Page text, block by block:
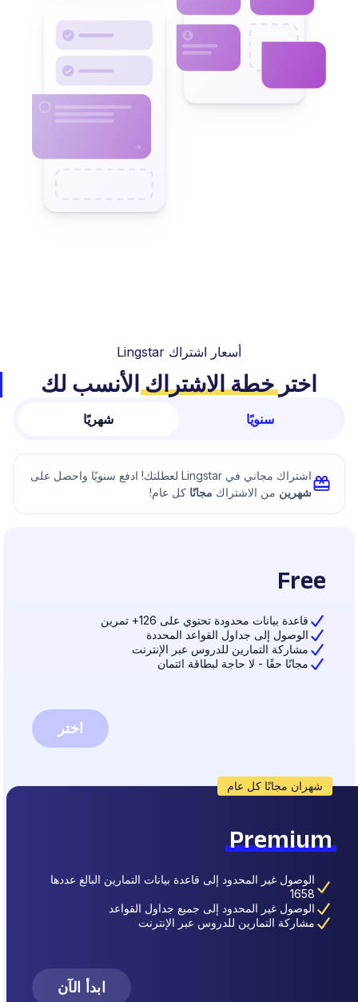
أسعار اشتراك Lingstar
اخترخطة الاشتراكالأنسب لك
سنويًا شهريًا
اشتراك مجاني في Lingstar لعطلتك! ادفع سنويًا واحصل على
شهرين من الاشتراك مجانًا كل عام!
Free
قاعدة بيانات محدودة تحتوي على 126+ تمرين
الوصول إلى جداول القواعد المحددة
مشاركة التمارين للدروس عبر الإنترنت
مجانًا حقًا - لا حاجة لبطاقة ائتمان
اختر
شهران مجانًا كل عام
Premium
الوصول غير المحدود إلى قاعدة بيانات التمارين البالغ عددها
1658
الوصول غير المحدود إلى جميع جداول القواعد
مشاركة التمارين للدروس عبر الإنترنت
ابدأ الآن